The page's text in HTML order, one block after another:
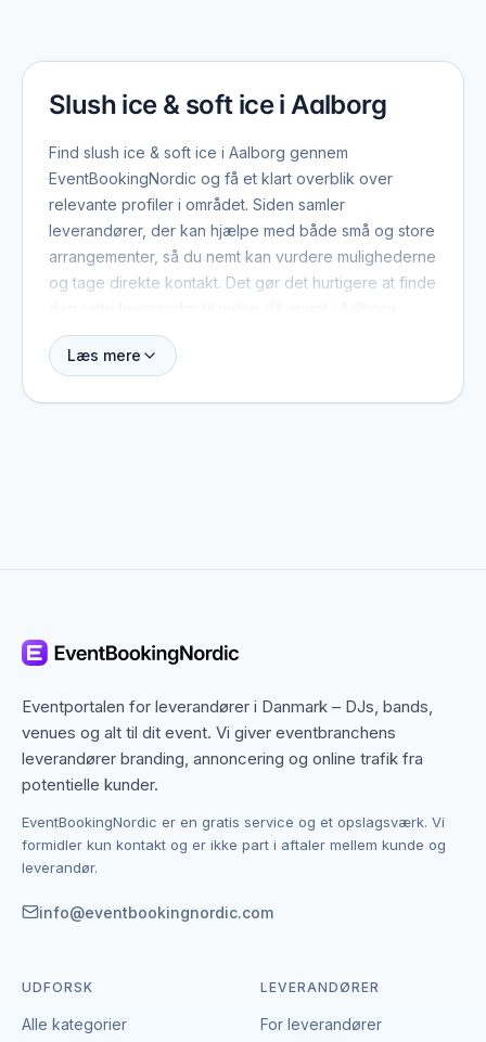
Slush ice & soft ice i Aalborg
Find slush ice & soft ice i Aalborg gennem
EventBookingNordic og få et klart overblik over
relevante profiler i området. Siden samler
leverandører, der kan hjælpe med både små og store
arrangementer, så du nemt kan vurdere mulighederne
og tage direkte kontakt. Det gør det hurtigere at finde
Når du booker slush ice & soft ice i Aalborg, er der
regionen. Det betyder, at du ikke kun finder dem med
der gerne dækker området. Det giver flere
muligheder, hvis du har en bestemt stil, et bestemt
budget eller en speciel ramme i tankerne.
enkelte leverandør af slush ice & soft ice.
EventBookingNordic er en åben portal – vi tager
egne vilkår. Det giver mulighed for at forhandle pris,
Læs mere
Eventportalen for leverandører i Danmark – DJs, bands,
venues og alt til dit event. Vi giver eventbranchens
leverandører branding, annoncering og online trafik fra
potentielle kunder.
EventBookingNordic er en gratis service og et opslagsværk. Vi
formidler kun kontakt og er ikke part i aftaler mellem kunde og
leverandør.
info@eventbookingnordic.com
UDFORSK
Alle kategorier
LEVERANDØRER
For leverandører